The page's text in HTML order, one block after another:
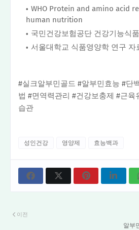
WHO Protein and amino acid
human nutrition
국민건강보험공단 건강기능식
서울대학교 식품영양학 연구 자
#실크알부민골드 #알부민효능 #단
법 #면역력관리 #건강보충제 #근육
습관
성인건강 영양제 효능백과
알부
이전